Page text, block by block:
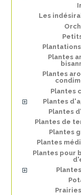
Les
Plantes
Plantes
Plantes
Plantes
Plantes
Plantes de
Plantes
Plantes
Plantes pour